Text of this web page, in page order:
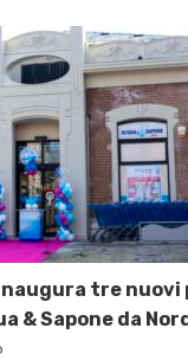
inaugura tre
& Sapone da